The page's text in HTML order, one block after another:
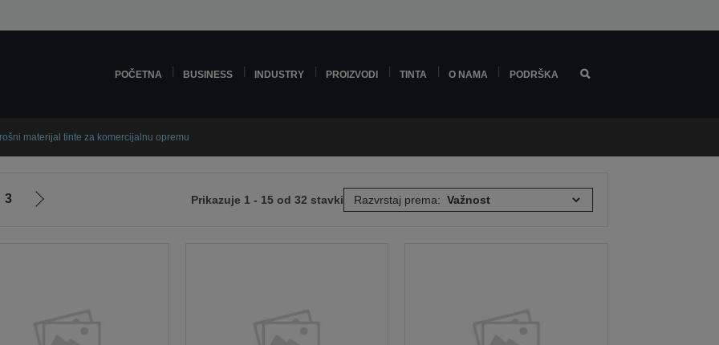
POČETNA BUSINESS INDUSTRY PROIZVODI TINTA O NAMA PODRŠKA
materijal tinte za komercijalnu opremu
3
Idi
Prikazuje 1 - 15 od 32 stavki Razvrstaj prema: